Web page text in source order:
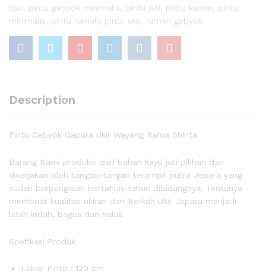
bali
pintu gebyok minimalis pintu jati pintu kamar, pintu
minimalis
pintu rumah pintu ukir, rumah gebyok
Description
Pintu Gebyok Gapura Ukir Wayang Rama Shinta
Barang Kami produksi dari bahan kayu jati pilihan dan
dikerjakan oleh tangan-tangan terampil putra Jepara yang
sudah berpengalan bertahun-tahun dibidangnya. Tentunya
membuat kualitas ukiran dari Berkah Ukir Jepara menjadi
lebih indah, bagus dan halus
Spefikasi Produk
Lebar Pintu : 120 cm